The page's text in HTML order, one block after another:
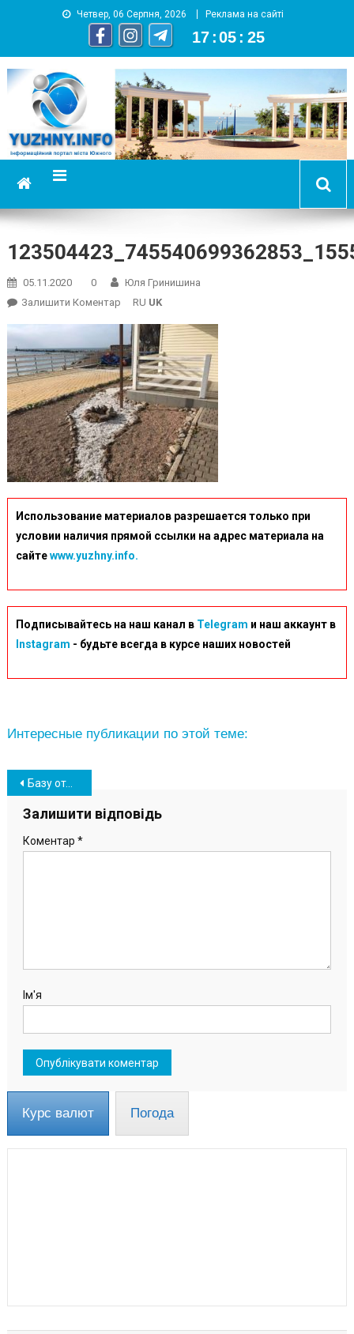
Четвер, 06 Серпня, 2026 Реклама на сайті
17 :05 : 25
YUZHNY.INFO
информационный портал города Южный
05.11.2020 0
Юля Гринишина
Залишити КоментарOn RU UK
Использование материалов разрешается только при
условии наличия прямой ссылки на адрес материала на
сайтеwww.yuzhny.info.
Подписывайтесь на наш канал в Telegram и наш аккаунт в
Instagram - будьте всегда в курсе наших новостей
Интересные публикации по этой теме:
Навігація
записів
Базу отдыха «Лагуна» вблизи Южного продолжают благоустраивать (фото)
Залишити відповідь
Коментар *
Ім'я
Курс валют Погода